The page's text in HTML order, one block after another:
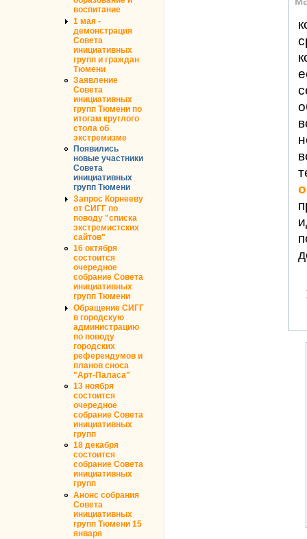
воспитание
1 мая -
демонстрация
Совета
инициативных
групп и граждан
Тюмени
Заявление
Совета
инициативных
групп Тюмени по
итогам круглого
стола об
экстремизме
Появились
новые участники
Совета
инициативных
групп Тюмени
Запрос Корнееву
от СИГГ по
поводу "списка
экстремистских
сайтов"
16 октября
состоится
очередное
собрание Совета
инициативных
групп Тюмени
Обращение СИГГ
в городскую
администрацию
по поводу
городских
референдумов и
планов сноса
"Арт-Паласа"
13 ноября
состоится
очередное
собрание Совета
инициативных
групп
18 декабря
состоится
собрание Совета
инициативных
групп
Анонс собрания
Совета
инициативных
групп Тюмени 15
января